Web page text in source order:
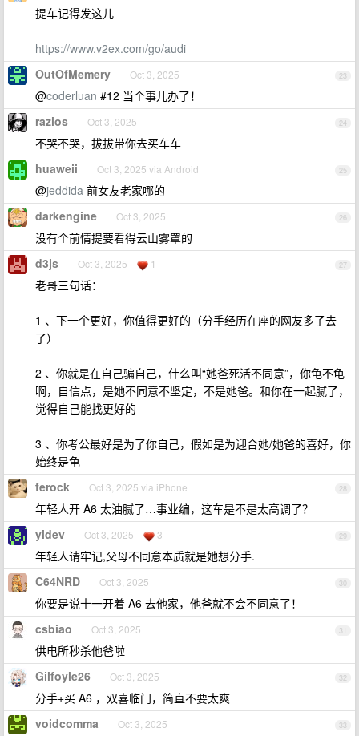
提车记得发这儿
https://www.v2ex.com/go/audi
23
OutOfMemery Oct 3, 2025
@coderluan #12 当个事儿办了！
24
razios Oct 3, 2025
不哭不哭，拔拔带你去买车车
25
huaweii Oct 3, 2025 via Android
@jeddida 前女友老家哪的
26
darkengine Oct 3, 2025
没有个前情提要看得云山雾罩的
27
d3js Oct 3, 2025 1
老哥三句话：
1 、下一个更好，你值得更好的（分手经历在座的网友多了去
了）
2 、你就是在自己骗自己，什么叫“她爸死活不同意”，你龟不龟
啊，自信点，是她不同意不坚定，不是她爸。和你在一起腻了，
觉得自己能找更好的
3 、你考公最好是为了你自己，假如是为迎合她/她爸的喜好，你
始终是龟
28
ferock Oct 3, 2025 via iPhone
年轻人开 A6 太油腻了…事业编，这车是不是太高调了？
29
yidev Oct 3, 2025 3
年轻人请牢记,父母不同意本质就是她想分手.
30
C64NRD Oct 3, 2025
你要是说十一开着 A6 去他家，他爸就不会不同意了！
31
csbiao Oct 3, 2025
供电所秒杀他爸啦
32
Gilfoyle26 Oct 3, 2025
分手+买 A6 ，双喜临门，简直不要太爽
33
voidcomma Oct 3, 2025